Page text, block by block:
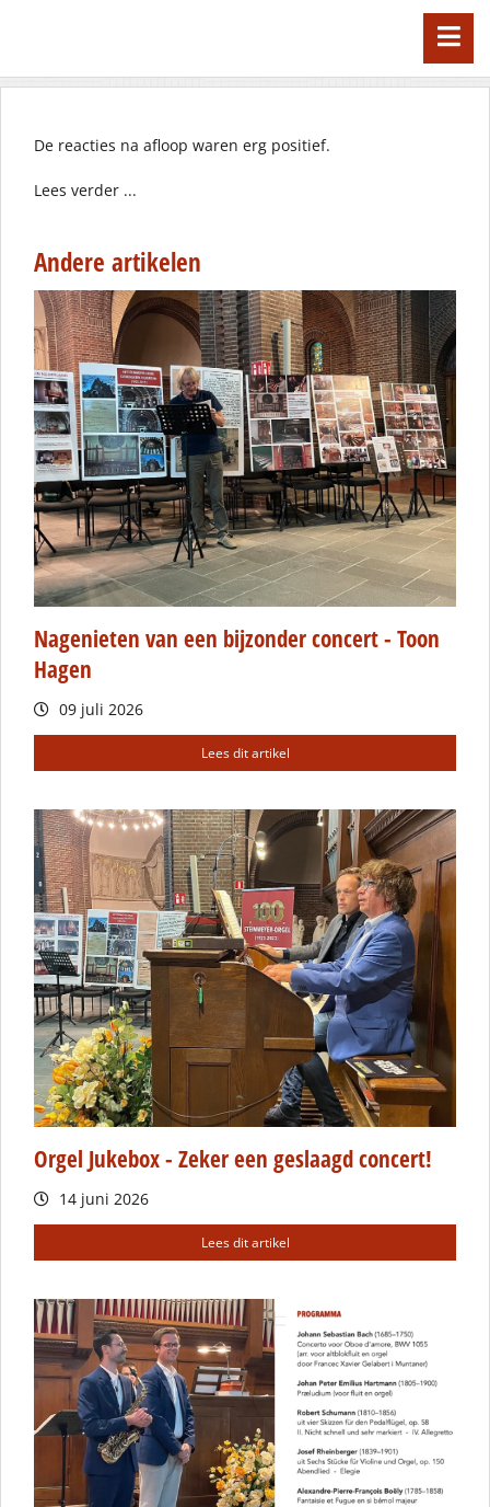
De reacties na afloop waren erg positief.
Lees verder ...
Andere artikelen
Nagenieten van een bijzonder concert - Toon
Hagen
09 juli 2026
Lees dit artikel
Orgel Jukebox - Zeker een geslaagd concert!
14 juni 2026
Lees dit artikel